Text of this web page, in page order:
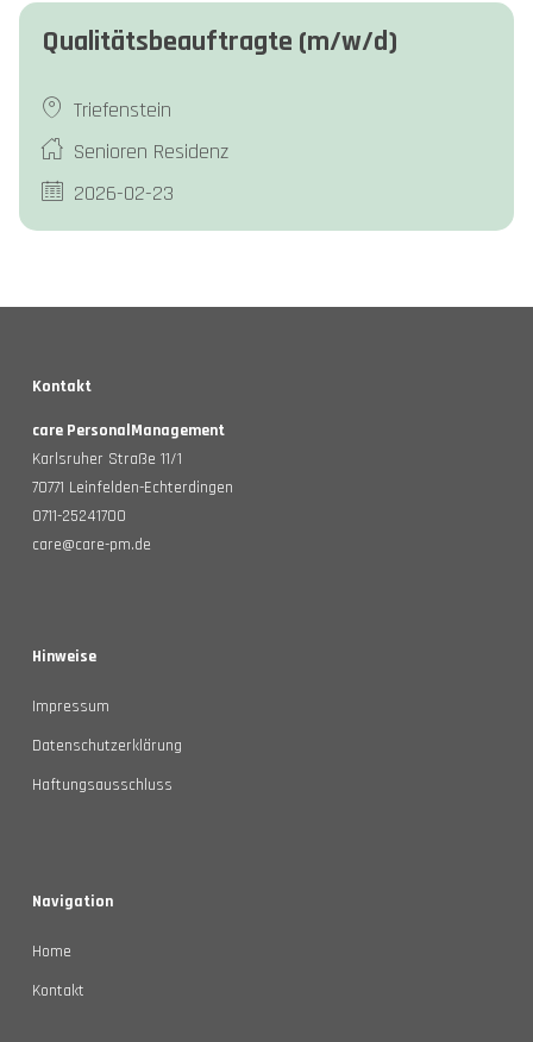
Qualitätsbeauftragte (m/w/d)
Triefenstein
Senioren Residenz
2026-02-23
Kontakt
care PersonalManagement
Karlsruher Straße 11/1
70771 Leinfelden-Echterdingen
0711-25241700
care@care-pm.de
Hinweise
Impressum
Datenschutzerklärung
Haftungsausschluss
Navigation
Home
Kontakt